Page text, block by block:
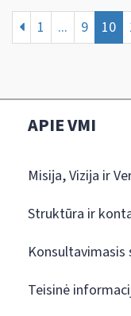
1 ... 9 10
APIE VMI
Misija, Vizija ir
Struktūra ir
Konsultavimasis
Teisinė